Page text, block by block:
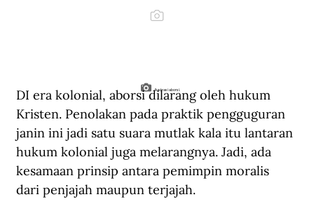
Ilustrasi aborsi.
DI era kolonial, aborsi dilarang oleh hukum
Kristen. Penolakan pada praktik pengguguran
janin ini jadi satu suara mutlak kala itu lantaran
hukum kolonial juga melarangnya. Jadi, ada
kesamaan prinsip antara pemimpin moralis
dari penjajah maupun terjajah.